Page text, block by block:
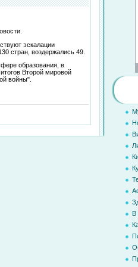
эскалации
стран, воздержались 49.
образования, в
Второй мировой
войны".
В